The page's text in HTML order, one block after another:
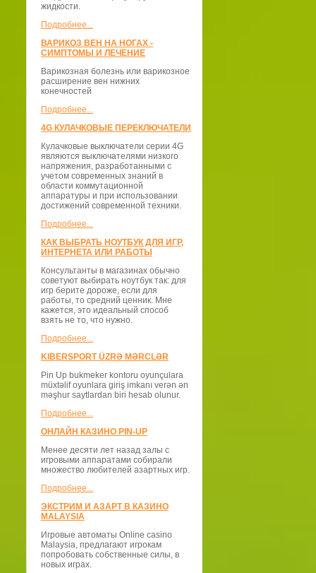
жидкости.
Подробнее...
ВАРИКОЗ ВЕН НА НОГАХ -
СИМПТОМЫ И ЛЕЧЕНИЕ
Варикозная болезнь или варикозное
расширение вен нижних
конечностей
Подробнее...
4G КУЛАЧКОВЫЕ ПЕРЕКЛЮЧАТЕЛИ
Кулачковые выключатели серии 4G
являются выключателями низкого
напряжения, разработанными с
учетом современных знаний в
области коммутационной
аппаратуры и при использовании
достижений современной техники.
Подробнее...
КАК ВЫБРАТЬ НОУТБУК ДЛЯ ИГР,
ИНТЕРНЕТА ИЛИ РАБОТЫ
Консультанты в магазинах обычно
советуют выбирать ноутбук так: для
игр берите дороже, если для
работы, то средний ценник. Мне
кажется, это идеальный способ
взять не то, что нужно.
Подробнее...
KIBERSPORT ÜZRƏ MƏRCLƏR
Pin Up bukmeker kontoru oyunçulara
müxtəlif oyunlara giriş imkanı verən ən
məşhur saytlardan biri hesab olunur.
Подробнее...
ОНЛАЙН КАЗИНО PIN-UP
Менее десяти лет назад залы с
игровыми аппаратами собирали
множество любителей азартных игр.
Подробнее...
ЭКСТРИМ И АЗАРТ В КАЗИНО
MALAYSIA
Игровые автоматы Online casino
Malaysia, предлагают игрокам
попробовать собственные силы, в
новых играх.